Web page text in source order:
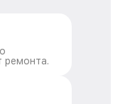
ремонта.